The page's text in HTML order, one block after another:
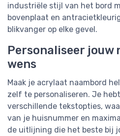
industriële stijl van het bord
bovenplaat en
blikvanger op elke gevel.
Personaliseer jouw
wens
Maak je acrylaat naambord
zelf te personaliseren. Je
verschillende tekstopties,
van je huisnummer en
de uitlijning die het beste bij